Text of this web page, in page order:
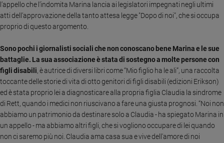
Diritti
Aziende
di
Caso
della
Migranti
Diversità
e
inclusione
Costume
l’appello che l’indomita Marina lancia ai legislatori impegnati negli ultimi
atti dell’approvazione della tanto attesa legge "Dopo di noi", che si occupa
proprio di questo argomento.
Sono pochi i giornalisti sociali che non conoscano bene Marina e le sue
battaglie. La sua associazione è stata di sostegno a molte persone con
figli disabili, è autrice di diversi libri come “Mio figlio ha le ali”, una raccolta
toccante delle storie di vita di otto genitori di figli disabili (edizioni Erikson)
ed è stata proprio lei a diagnosticare alla propria figlia Claudia la sindrome
di Rett, quando i medici non riuscivano a fare una giusta prognosi. “Noi non
abbiamo un patrimonio da destinare solo a Claudia - ha spiegato Marina in
un appello - ma abbiamo altri figli, che si vogliono occupare di lei quando
non ci saremo più noi. Claudia ama casa sua e vive dell'amore di noi